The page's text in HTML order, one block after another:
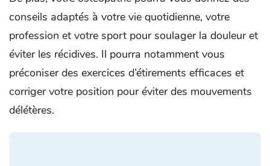
conseils adaptés à votre vie quotidienne, votre
profession et votre sport pour soulager la douleur et
éviter les récidives. Il pourra notamment vous
préconiser des exercices d’étirements efficaces et
corriger votre position pour éviter des mouvements
délétères.